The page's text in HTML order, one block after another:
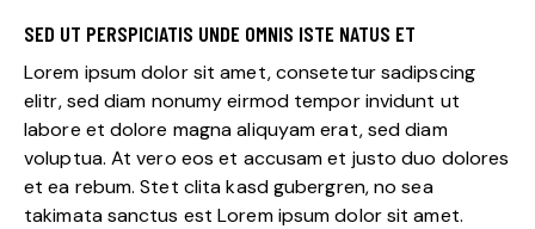
SED UT PERSPICIATIS UNDE OMNIS ISTE NATUS ET
Lorem ipsum dolor sit amet, consetetur sadipscing
elitr, sed diam nonumy eirmod tempor invidunt ut
labore et dolore magna aliquyam erat, sed diam
voluptua. At vero eos et accusam et justo duo dolores
et ea rebum. Stet clita kasd gubergren, no sea
takimata sanctus est Lorem ipsum dolor sit amet.